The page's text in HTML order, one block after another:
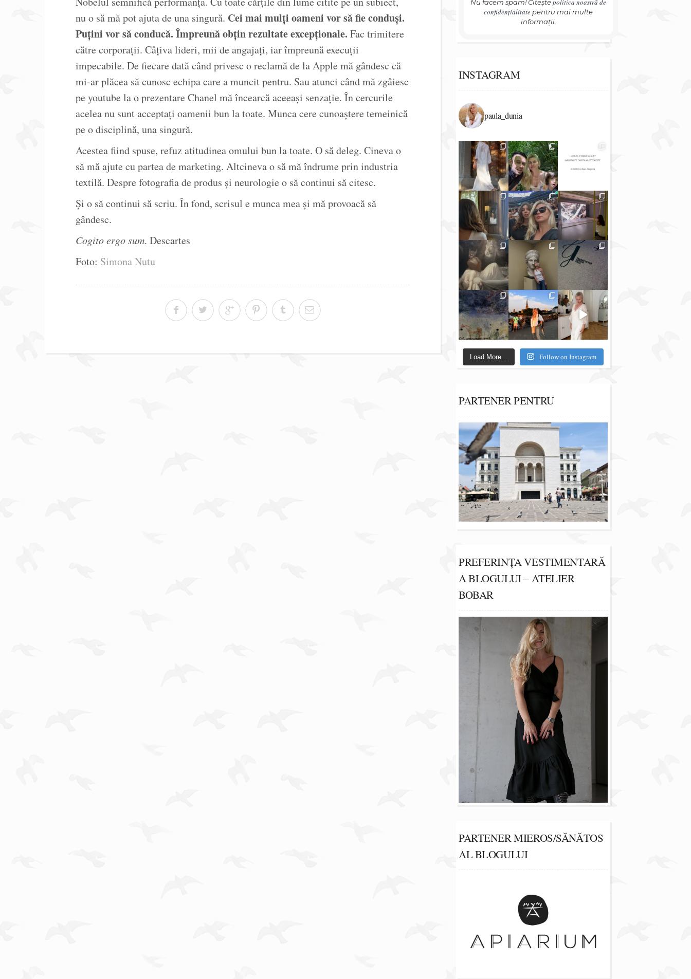
nu o să mă pot ajuta de una singură. Cei mai mulți oameni vor să fie conduși.
Puțini vor să conducă. Împreună obțin rezultate excepționale. Fac trimitere
către corporații. Câțiva lideri, mii de angajați, iar împreună execuții
impecabile. De fiecare dată când privesc o reclamă de la Apple mă gândesc că
mi-ar plăcea să cunosc echipa care a muncit pentru. Sau atunci când mă zgâiesc
pe youtube la o prezentare Chanel mă încearcă aceeași senzație. În cercurile
acelea nu sunt acceptați oamenii bun la toate. Munca cere cunoaștere temeinică
pe o disciplină, una singură.
Acestea fiind spuse, refuz atitudinea omului bun la toate. O să deleg. Cineva o
să mă ajute cu partea de marketing. Altcineva o să mă îndrume prin industria
textilă. Despre fotografia de produs și neurologie o să continui să citesc.
Și o să continui să scriu. În fond, scrisul e munca mea și mă provoacă să
gândesc.
Cogito ergo sum. Descartes
Foto: Simona Nutu
Nu facem spam! Citeștepolitica noastră de
confidențialitate pentru mai multe
informații.
INSTAGRAM
paula_dunia
Load More... Follow on Instagram
PARTENER PENTRU
PREFERINȚA VESTIMENTARĂ
A BLOGULUI – ATELIER
BOBAR
PARTENER MIEROS/SĂNĂTOS
AL BLOGULUI